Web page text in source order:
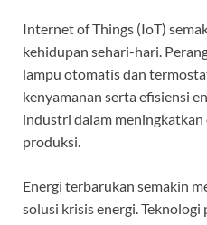
Internet of Things (IoT)
kehidupan sehari-hari.
lampu otomatis dan
kenyamanan serta efisiensi
industri dalam
produksi.
Energi terbarukan semakin
solusi krisis energi.